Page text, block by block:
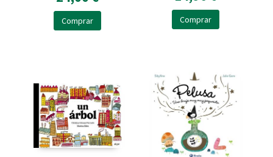
Comprar Comprar